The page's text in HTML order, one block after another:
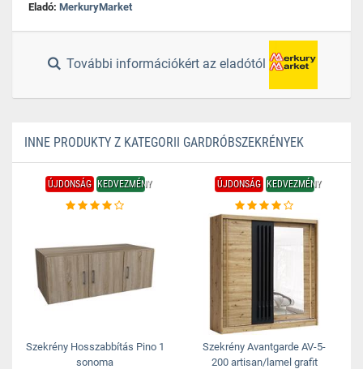
Eladó: MerkuryMarket
További információkért az eladótól
INNE PRODUKTY Z KATEGORII GARDRÓBSZEKRÉNYEK
ÚJDONSÁG KEDVEZMÉNY
Szekrény Hosszabbítás Pino 1
sonoma
ÚJDONSÁG KEDVEZMÉNY
Szekrény Avantgarde AV-5-
200 artisan/lamel grafit